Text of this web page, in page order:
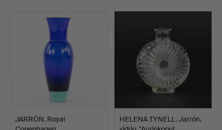
JARRÓN. Royal
HELENA TYNELL. Jarrón,